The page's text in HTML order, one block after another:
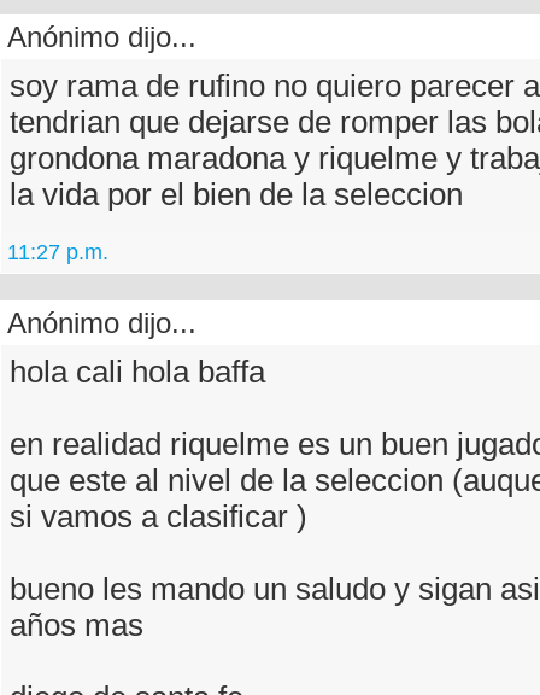
Anónimo dijo...
soy rama de rufino no quiero parecer
tendrian que dejarse de romper las
grondona maradona y riquelme y
la vida por el bien de la seleccion
11:27 p.m.
Anónimo dijo...
hola cali hola baffa
en realidad riquelme es un buen
que este al nivel de la seleccion
si vamos a clasificar )
bueno les mando un saludo y sigan
años mas